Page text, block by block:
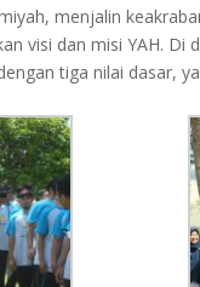
menjalin
visi dan misi YAH.
tiga nilai dasar,